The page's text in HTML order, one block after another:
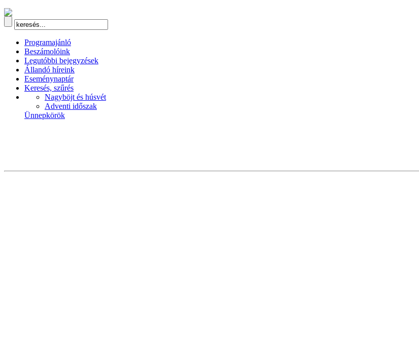
Programajánló
Beszámolóink
Legutóbbi bejegyzések
Állandó híreink
Eseménynaptár
Keresés, szűrés
Nagyböjt és húsvét
Adventi időszak
Ünnepkörök